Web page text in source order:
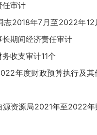
任审计
年7月至2022年12
期间经济责任审计
收支审计11个
年度财政预算执行及其
源局2021年至2022年